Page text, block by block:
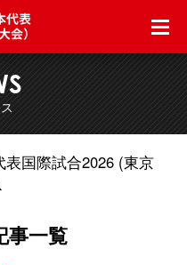
国際試合2026 (東京
事一覧